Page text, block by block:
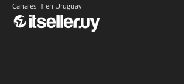
Canales IT en Uruguay